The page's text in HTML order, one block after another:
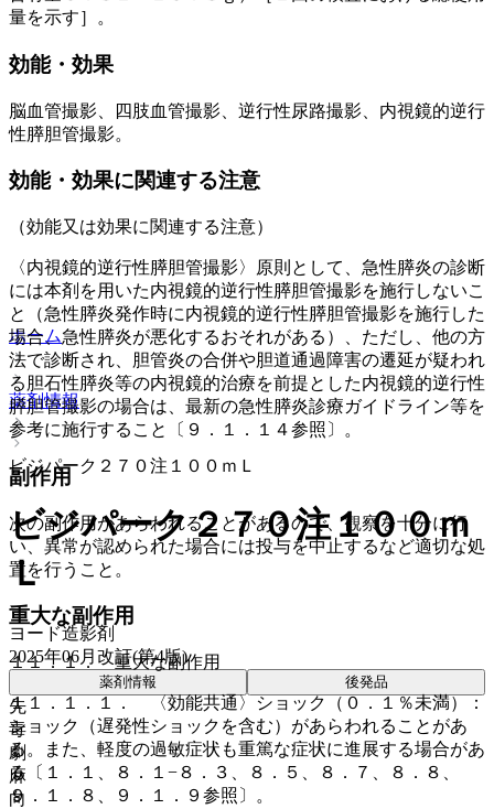
量を示す］。
効能・効果
脳血管撮影、四肢血管撮影、逆行性尿路撮影、内視鏡的逆行
性膵胆管撮影。
効能・効果に関連する注意
（効能又は効果に関連する注意）
〈内視鏡的逆行性膵胆管撮影〉原則として、急性膵炎の診断
には本剤を用いた内視鏡的逆行性膵胆管撮影を施行しないこ
と（急性膵炎発作時に内視鏡的逆行性膵胆管撮影を施行した
場合、急性膵炎が悪化するおそれがある）、ただし、他の方
法で診断され、胆管炎の合併や胆道通過障害の遷延が疑われ
る胆石性膵炎等の内視鏡的治療を前提とした内視鏡的逆行性
膵胆管撮影の場合は、最新の急性膵炎診療ガイドライン等を
参考に施行すること〔９．１．１４参照〕。
副作用
次の副作用があらわれることがあるので、観察を十分に行
い、異常が認められた場合には投与を中止するなど適切な処
置を行うこと。
重大な副作用
１１．１． 重大な副作用
１１．１．１． 〈効能共通〉ショック（０．１％未満）：
ショック（遅発性ショックを含む）があらわれることがあ
る。また、軽度の過敏症状も重篤な症状に進展する場合があ
る〔１．１、８．１−８．３、８．５、８．７、８．８、
９．１．８、９．１．９参照〕。
ホーム
薬剤情報
ビジパーク２７０注１００ｍＬ
ビジパーク２７０注１００ｍ
Ｌ
ヨード造影剤
2025年06月改訂(第4版)
薬剤情報 後発品
先
毒
劇
麻
向